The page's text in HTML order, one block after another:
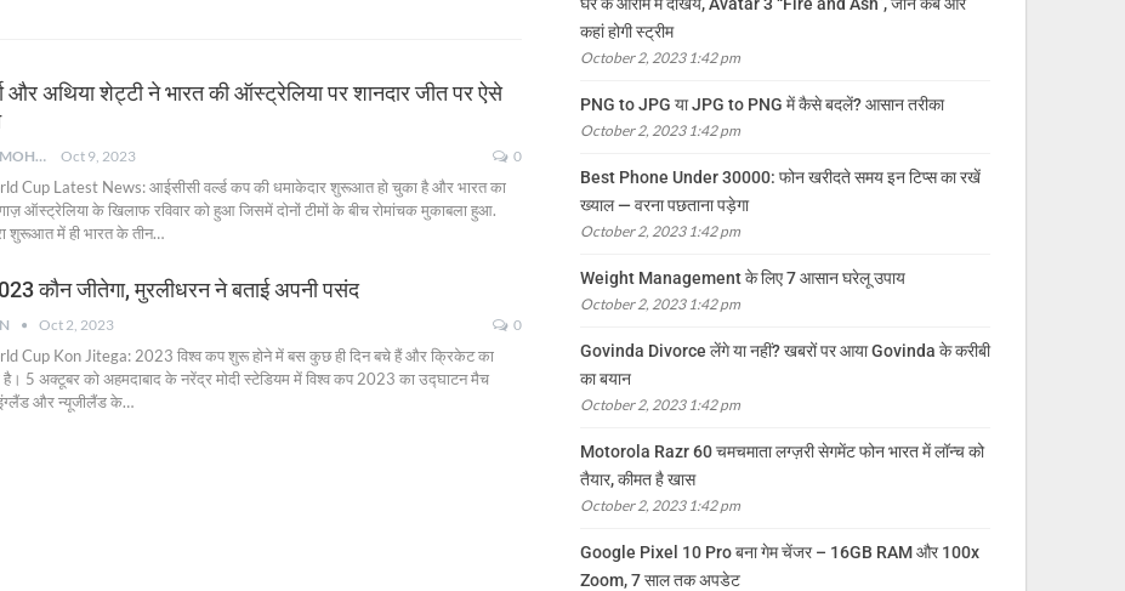
और अथिया शेट्टी ने भारत की ऑस्ट्रेलिया पर शानदार जीत पर ऐसे
AKANKSHA MOHAN Oct 9, 2023 0
Cup Latest News: आईसीसी वर्ल्ड कप की धमाकेदार शुरूआत हो चुका है और भारत का
ऑस्ट्रेलिया के खिलाफ रविवार को हुआ जिसमें दोनों टीमों के बीच रोमांचक मुकाबला हुआ.
शुरूआत में ही भारत के तीन…
कौन जीतेगा, मुरलीधरन ने बताई अपनी पसंद
Oct 2, 2023 0
Cup Kon Jitega: 2023 विश्व कप शुरू होने में बस कुछ ही दिन बचे हैं और क्रिकेट का
है। 5 अक्टूबर को अहमदाबाद के नरेंद्र मोदी स्टेडियम में विश्व कप 2023 का उद्घाटन मैच
इंग्लैंड और न्यूजीलैंड के…
कहां होगी स्ट्रीम
October 2, 2023 1:42 pm
PNG to JPG या JPG to PNG में कैसे बदलें? आसान तरीका
October 2, 2023 1:42 pm
Best Phone Under 30000: फोन खरीदते समय इन टिप्स का रखें
ख्याल — वरना पछताना पड़ेगा
October 2, 2023 1:42 pm
Weight Management के लिए 7 आसान घरेलू उपाय
October 2, 2023 1:42 pm
Govinda Divorce लेंगे या नहीं? खबरों पर आया Govinda के करीबी
का बयान
October 2, 2023 1:42 pm
Motorola Razr 60 चमचमाता लग्ज़री सेगमेंट फोन भारत में लॉन्च को
तैयार, कीमत है खास
October 2, 2023 1:42 pm
Google Pixel 10 Pro बना गेम चेंजर – 16GB RAM और 100x
Zoom, 7 साल तक अपडेट